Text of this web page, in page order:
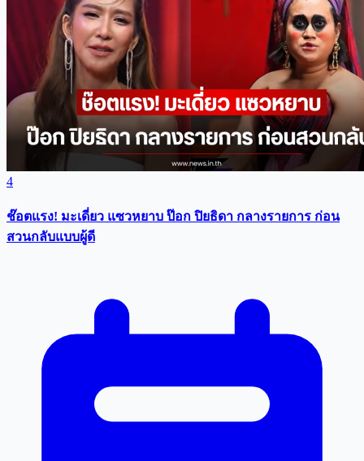
4
ช๊อตแรง! มะเดี่ยว แซวหยาบ ป๊อก ปิยธิดา กลางรายการ ก่อน
สวนกลับแบบผู้ดี